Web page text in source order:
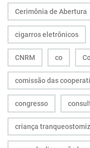
Cerimônia de Abertura
cigarros eletrônicos
CNRM co
comissão das
congresso
criança